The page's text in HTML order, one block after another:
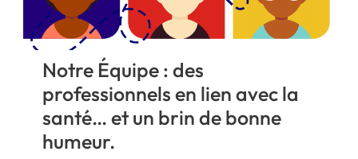
Notre Équipe : des
professionnels en lien avec la
santé… et un brin de bonne
humeur.